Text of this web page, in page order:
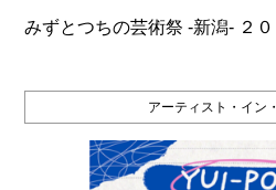
みずとつちの芸術祭 ‐新潟‐ ２
アーティスト・イン